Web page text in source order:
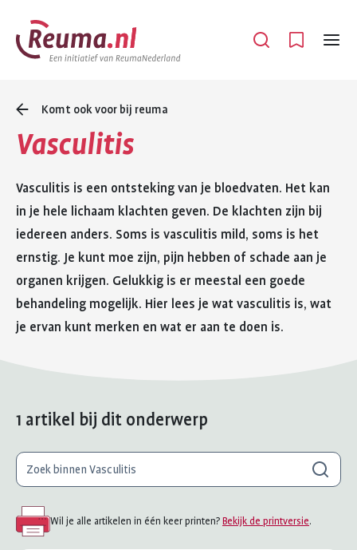
Spring
naar
hoofdinhoud
Spring
naar
footer
Open
Menu
Komt ook voor bij reuma
Vasculitis
Vasculitis is een ontsteking van je bloedvaten. Het kan
in je hele lichaam klachten geven. De klachten zijn bij
iedereen anders. Soms is vasculitis mild, soms is het
ernstig. Je kunt moe zijn, pijn hebben of schade aan je
organen krijgen. Gelukkig is er meestal een goede
behandeling mogelijk. Hier lees je wat vasculitis is, wat
je ervan kunt merken en wat er aan te doen is.
1 artikel bij dit onderwerp
Waar
ben
naar
Zoeken
Wil je alle artikelen in één keer printen? Bekijk de printversie.